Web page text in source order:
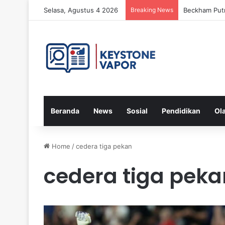
Selasa, Agustus 4 2026 Breaking News Beckham
Beranda News Sosial Pendidikan
Home /cedera tiga pekan
cedera tiga